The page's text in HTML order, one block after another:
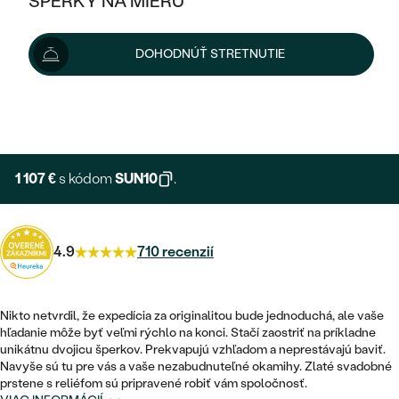
KOMBINOVANÉ ZLATO
PODĽA ŠTÝLU
BEZ KAMEŇA
VYKROJENÉ
VINTAGE
NETRADIČNÉ
TEPANÉ
POSTRANNÉ DRAHOKAMY
HALO
VINTAGE
SET ZÁSNUBNÉHO PRSTEŇA A
OBRÚČOK
NETRADIČNÉ
ZOSTAVTE SI PRSTEŇ
ZAČAŤ S PRSTEŇOM
VÝPREDAJ
ŠPERKY ČO POMÁHAJÚ
NÁUŠNICE
PRÍVESKY
SETY
PÁNSKE ŠPERKY
PLATINOVÉ
NAPICHOVACIE
MINIMALISTICKÉ
VISIACE
SOLITÉR
V TVARE SRDCA
ZLATÉ
STRIEBORNÉ
PODĽA ŠTÝLU
NARODENIE DIEŤAŤA
SO ZNAMENÍM ZVEROKRUHU
MINIMALISTICKÉ
VÝPREDAJ
STRIEBORNÉ
PLATINOVÉ
PODĽA ŠTÝLU
ETERNITY
MINIMALISTICKÉ
DOHODNÚŤ STRETNUTIE
1 230 €
Šperk vám vyrobíme a doručíme do 3 - 4 týždňov.
Možnosti doručenia
1 107 €s kódom SUN10 .
4.9 710 recenzií
Nikto netvrdil, že expedícia za originalitou bude jednoduchá, ale vaše
hľadanie môže byť veľmi rýchlo na konci. Stačí zaostriť na príkladne
unikátnu dvojicu šperkov. Prekvapujú vzhľadom a neprestávajú baviť.
Navyše sú tu pre vás a vaše nezabudnuteľné okamihy. Zlaté svadobné
prstene s reliéfom sú pripravené robiť vám spoločnosť.